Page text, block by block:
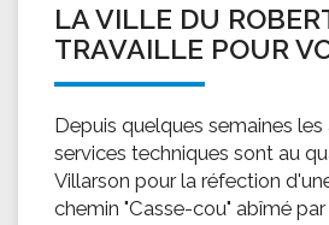
LA VILLE DU
TRAVAILLE POUR
Depuis quelques semaines
services techniques sont au
Villarson pour la réfection
chemin "Casse-cou" abîmé